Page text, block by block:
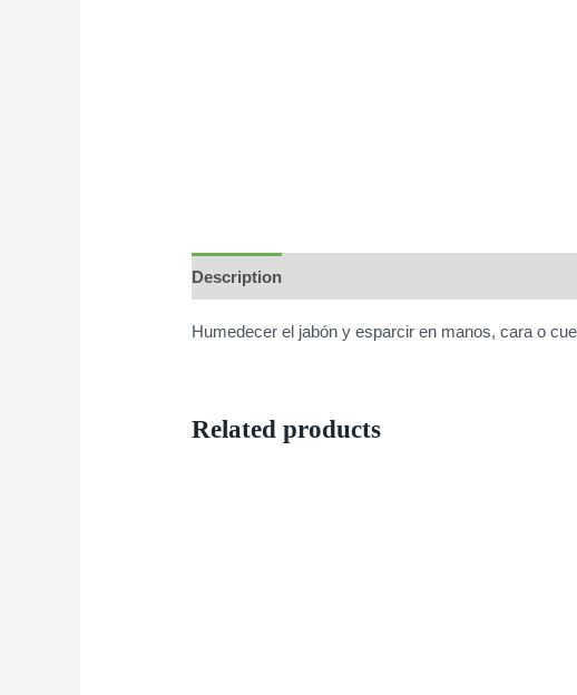
Description
Humedecer el jabón y esparcir en manos, cara o
Related products